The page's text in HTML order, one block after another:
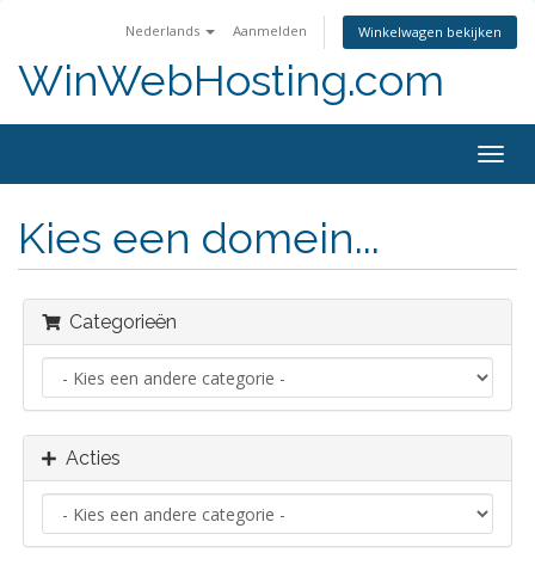
Nederlands Aanmelden Winkelwagen bekijken
WinWebHosting.com
in-/
Kies een domein...
Categorieën
Acties